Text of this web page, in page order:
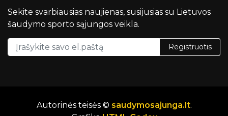
Sekite svarbiausias naujienas, susijusias su Lietuvos
šaudymo sporto sąjungos veikla.
Registruotis
Autorinės teisės © saudymosajunga.lt.